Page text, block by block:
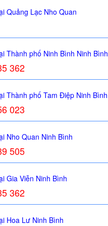
Quảng Lạc Nho Quan
Thành phố Ninh Bình Ninh Bình
362
Thành phố Tam Điệp Ninh Bình
023
Nho Quan Ninh Bình
505
Gia Viễn Ninh Bình
362
Hoa Lư Ninh Bình